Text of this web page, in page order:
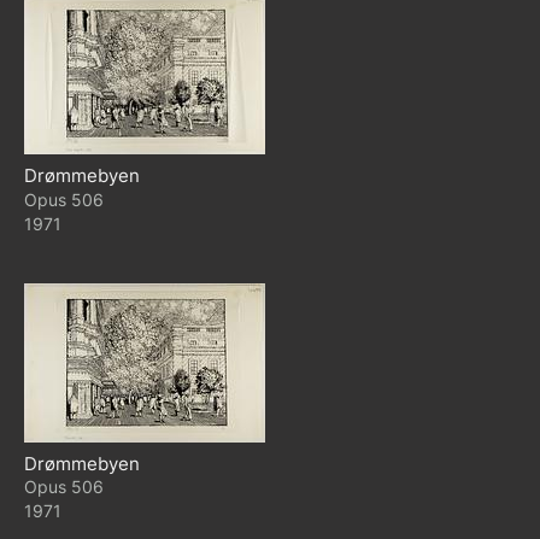
Drømmebyen
506
1971
Drømmebyen
506
1971